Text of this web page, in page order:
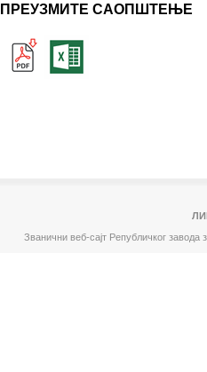
ПРЕУЗМИТЕ САОПШТЕЊЕ
Званични веб-сајт Републичког